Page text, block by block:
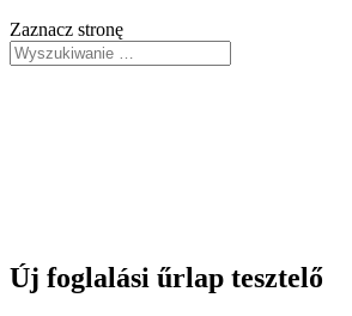
Zaznacz stronę
Új foglalási űrlap tesztelő